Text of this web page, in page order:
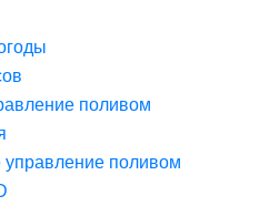
поливом
управление поливом